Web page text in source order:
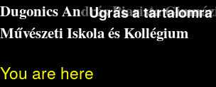
Ugrás a tartalomra
Dugonics András Piarista
Művészeti Iskola és Kollégium
You are here